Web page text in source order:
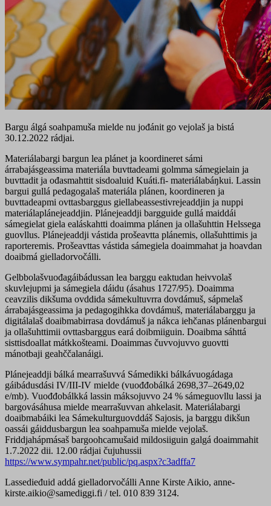
Bargu álgá soahpamuša mielde nu jođánit go vejolaš ja bistá
30.12.2022 rádjai.
Materiálabargi bargun lea plánet ja koordineret sámi
árrabajásgeassima materiála buvttadeami golmma sámegielain ja
buvttadit ja ođasmahttit sisdoaluid Kuáti.fi- materiálabáŋkui. Lassin
bargui gullá pedagogalaš materiála plánen, koordineren ja
buvttadeapmi ovttasbarggus giellabeassestivrejeaddjin ja nuppi
materiálaplánejeaddjin. Plánejeaddji bargguide gullá maiddái
sámegielat giela ealáskahtti doaimma plánen ja ollašuhttin Helssega
guovllus. Plánejeaddji vástida prošeavtta plánemis, ollašuhttimis ja
raporteremis. Prošeavttas vástida sámegiela doaimmahat ja hoavdan
doaibmá gielladorvočálli.
Gelbbolašvuođagáibádussan lea barggu eaktudan heivvolaš
skuvlejupmi ja sámegiela dáidu (ásahus 1727/95). Doaimma
ceavzilis dikšuma ovddida sámekultuvrra dovdámuš, sápmelaš
árrabajásgeassima ja pedagogihkka dovdámuš, materiálabarggu ja
digitálalaš doaibmabirrasa dovdámuš ja nákca iehčanas plánenbargui
ja ollašuhttimii ovttasbarggus eará doibmiiguin. Doaibma sáhttá
sisttisdoallat mátkkošteami. Doaimmas čuvvojuvvo guovtti
mánotbaji geahččalanáigi.
Plánejeaddji bálká mearrašuvvá Sámedikki bálkávuogádaga
gáibádusdási IV/III-IV mielde (vuođđobálká 2698,37–2649,02
e/mb). Vuođđobálkká lassin máksojuvvo 24 % sámeguovllu lassi ja
bargovásáhusa mielde mearrašuvvan ahkelasit. Materiálabargi
doaibmabáiki lea Sámekulturguovddáš Sajosis, ja barggu dikšun
oassái gáiddusbargun lea soahpamuša mielde vejolaš.
Friddjahápmásaš bargoohcamušaid mildosiiguin galgá doaimmahit
1.7.2022 dii. 12.00 rádjai čujuhussii
https://www.sympahr.net/public/pq.aspx?c3adffa7
Lassedieđuid addá gielladorvočálli Anne Kirste Aikio, anne-
kirste.aikio@samediggi.fi / tel. 010 839 3124.